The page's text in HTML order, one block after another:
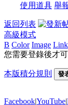
使用道具 舉
返回列表
高級模式
B Color Image Link
您需要登錄後才
本版積分規則 發
Facebook|YouTube|